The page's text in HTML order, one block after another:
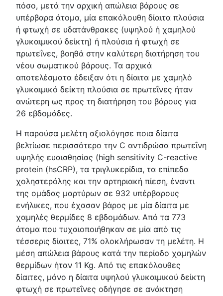
πόσο, μετά την αρχική απώλεια βάρους σε
υπέρβαρα άτομα, μία επακόλουθη δίαιτα πλούσια
ή φτωχή σε υδατάνθρακες (υψηλού ή χαμηλού
γλυκαιμικού δείκτη) ή πλούσια ή φτωχή σε
πρωτεΐνες, βοηθά στην καλύτερη διατήρηση του
νέου σωματικού βάρους. Τα αρχικά
αποτελέσματα έδειξαν ότι η δίαιτα με χαμηλό
γλυκαιμικό δείκτη πλούσια σε πρωτεΐνες ήταν
ανώτερη ως προς τη διατήρηση του βάρους για
26 εβδομάδες.
Η παρούσα μελέτη αξιολόγησε ποια δίαιτα
βελτίωσε περισσότερο την C αντιδρώσα πρωτεΐνη
υψηλής ευαισθησίας (high sensitivity C-reactive
protein (hsCRP), τα τριγλυκερίδια, τα επίπεδα
χοληστερόλης και την αρτηριακή πίεση, έναντι
της ομάδας μαρτύρων σε 932 υπέρβαρους
ενήλικες, που έχασαν βάρος με μία δίαιτα με
χαμηλές θερμίδες 8 εβδομάδων. Από τα 773
άτομα που τυχαιοποιήθηκαν σε μία από τις
τέσσερις δίαιτες, 71% ολοκλήρωσαν τη μελέτη. Η
μέση απώλεια βάρους κατά την περίοδο χαμηλών
θερμίδων ήταν 11 Kg. Από τις επακόλουθες
δίαιτες, μόνο η δίαιτα υψηλού γλυκαιμικού δείκτη
φτωχή σε πρωτεΐνες οδήγησε σε ανάκτηση